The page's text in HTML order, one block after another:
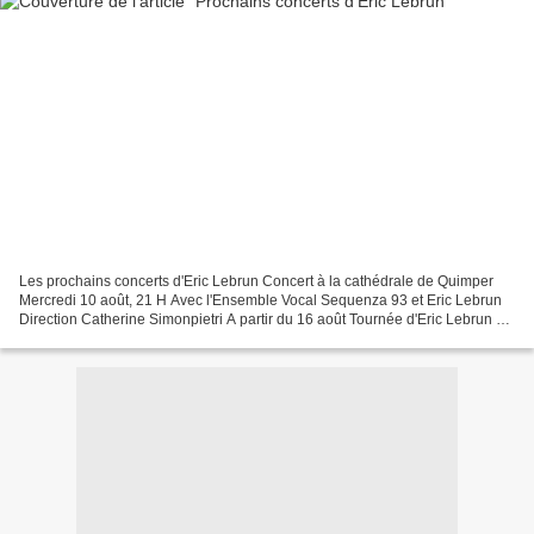
Les prochains concerts d'Eric Lebrun Concert à la cathédrale de Quimper
Mercredi 10 août, 21 H Avec l'Ensemble Vocal Sequenza 93 et Eric Lebrun
Direction Catherine Simonpietri A partir du 16 août Tournée d'Eric Lebrun au